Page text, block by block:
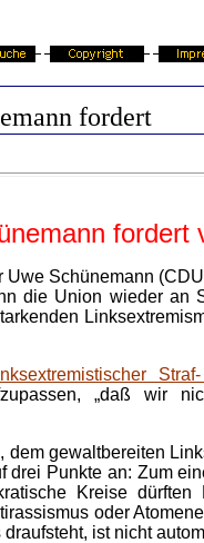
fordert
fordert
Schünemann
die Union wieder
„daß wir
gewaltbereiten
drei Punkte an: Zum
Kreise
oder
ist nicht